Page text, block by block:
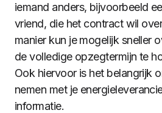
iemand anders, bijvoorbeeld
vriend, die het contract wil
manier kun je mogelijk sneller
de volledige opzegtermijn te
Ook hiervoor is het belangrijk
nemen met je
informatie.